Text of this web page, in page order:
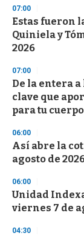
07:00
Estas fueron
Quiniela y
2026
07:00
De la entera
clave que
para tu cuerpo
06:00
Así abre la
agosto de
06:00
Unidad
viernes 7 de
04:30